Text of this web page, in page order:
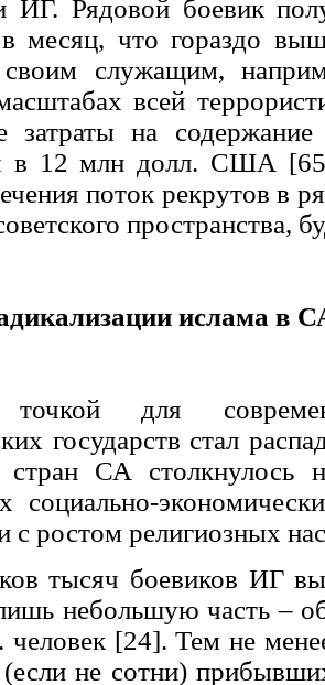
ИГ. Рядовой боевик
что гораздо
служащим,
всей
затраты на
в 12 млн долл. США
поток рекрутов в
пространства,
ислама в
точкой для
государств стал
стран СА столкнулось
социально-
с ростом религиозных
тысяч боевиков ИГ
небольшую часть –
человек [24]. Тем не
не сотни)